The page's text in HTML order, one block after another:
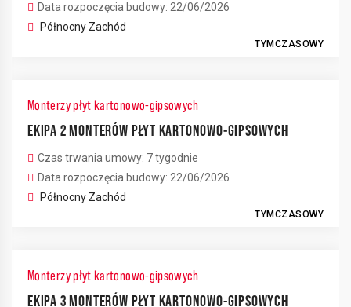
Data rozpoczęcia budowy: 22/06/2026
Północny Zachód
TYMCZASOWY
Monterzy płyt kartonowo-gipsowych
EKIPA 2 MONTERÓW PŁYT KARTONOWO-GIPSOWYCH
Czas trwania umowy: 7 tygodnie
Data rozpoczęcia budowy: 22/06/2026
Północny Zachód
TYMCZASOWY
Monterzy płyt kartonowo-gipsowych
EKIPA 3 MONTERÓW PŁYT KARTONOWO-GIPSOWYCH